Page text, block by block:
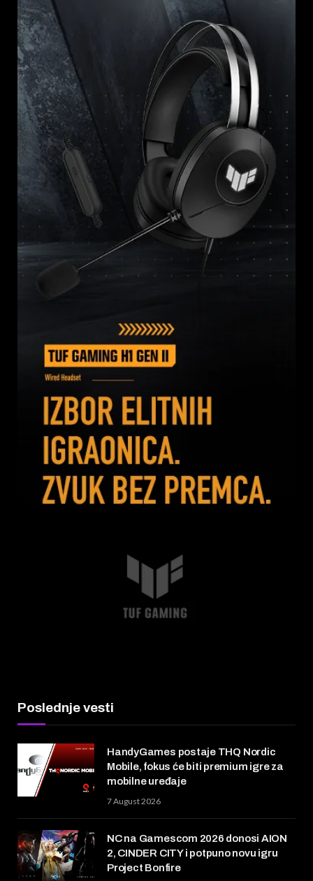
Poslednje vesti
HandyGames postaje THQ Nordic
Mobile, fokus će biti premium igre za
mobilne uređaje
7 August 2026
NC na Gamescom 2026 donosi AION
2, CINDER CITY i potpuno novu igru
Project Bonfire